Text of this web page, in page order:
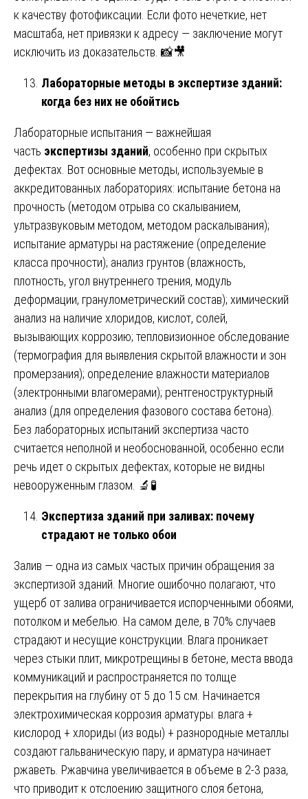
к качеству фотофиксации. Если фото нечеткие, нет
масштаба, нет привязки к адресу — заключение могут
исключить из доказательств. 📸🎥
Лабораторные методы в экспертизе зданий:
когда без них не обойтись
Лабораторные испытания — важнейшая
часть экспертизы зданий, особенно при скрытых
дефектах. Вот основные методы, используемые в
аккредитованных лабораториях: испытание бетона на
прочность (методом отрыва со скалыванием,
ультразвуковым методом, методом раскалывания);
испытание арматуры на растяжение (определение
класса прочности); анализ грунтов (влажность,
плотность, угол внутреннего трения, модуль
деформации, гранулометрический состав); химический
анализ на наличие хлоридов, кислот, солей,
вызывающих коррозию; тепловизионное обследование
(термография для выявления скрытой влажности и зон
промерзания); определение влажности материалов
(электронными влагомерами); рентгеноструктурный
анализ (для определения фазового состава бетона).
Без лабораторных испытаний экспертиза часто
считается неполной и необоснованной, особенно если
речь идет о скрытых дефектах, которые не видны
невооруженным глазом. 🔬🧪
Экспертиза зданий при заливах: почему
страдают не только обои
Залив — одна из самых частых причин обращения за
экспертизой зданий. Многие ошибочно полагают, что
ущерб от залива ограничивается испорченными обоями,
потолком и мебелью. На самом деле, в 70% случаев
страдают и несущие конструкции. Влага проникает
через стыки плит, микротрещины в бетоне, места ввода
коммуникаций и распространяется по толще
перекрытия на глубину от 5 до 15 см. Начинается
электрохимическая коррозия арматуры: влага +
кислород + хлориды (из воды) + разнородные металлы
создают гальваническую пару, и арматура начинает
ржаветь. Ржавчина увеличивается в объеме в 2-3 раза,
что приводит к отслоению защитного слоя бетона,